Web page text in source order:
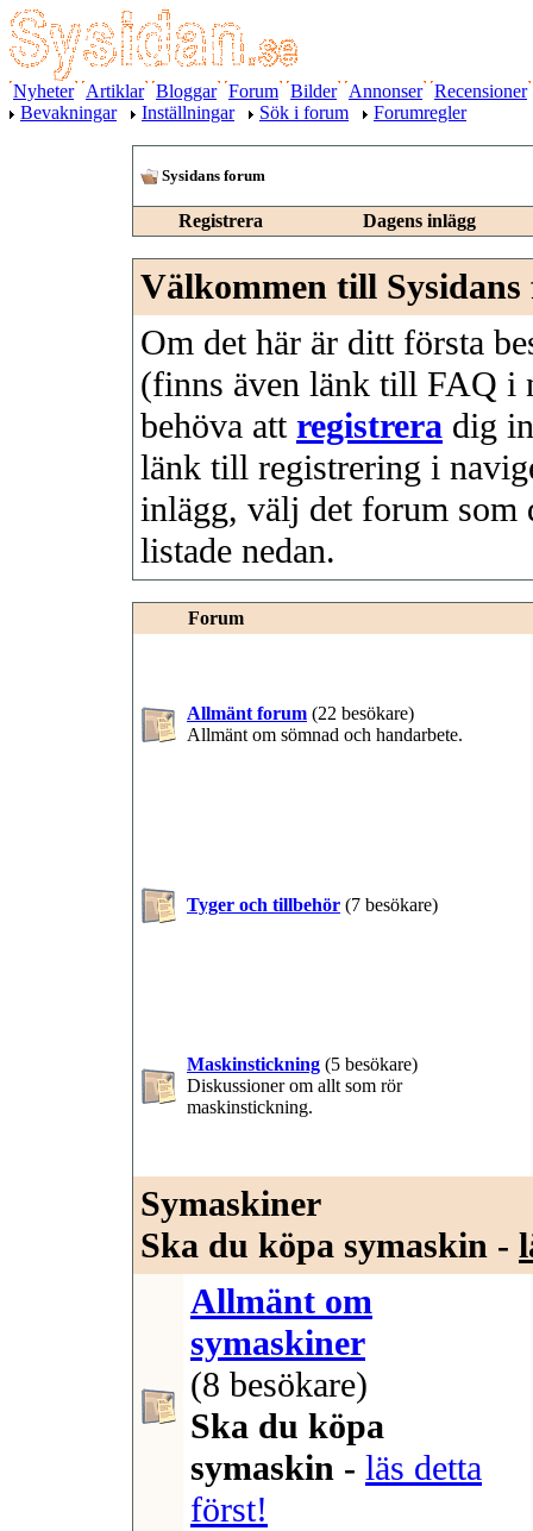
Nyheter Artiklar Bloggar Forum Bilder Annonser Recensioner
Bevakningar
Inställningar Sök i forum Forumregler
Sysidans forum
Registrera Dagens inlägg
Välkommen till
Om det här är ditt första
(finns även länk till FAQ i
behöva att registrera dig
länk till registrering i
inlägg, välj det forum som
listade nedan.
Forum
Allmänt forum (22 besökare)
Allmänt om sömnad och handarbete.
Tyger och tillbehör (7 besökare)
Maskinstickning (5 besökare)
Diskussioner om allt som rör
maskinstickning.
Symaskiner
Ska du köpa symaskin -
Allmänt om
symaskiner
(8 besökare)
Ska du köpa
symaskin - läs detta
först!